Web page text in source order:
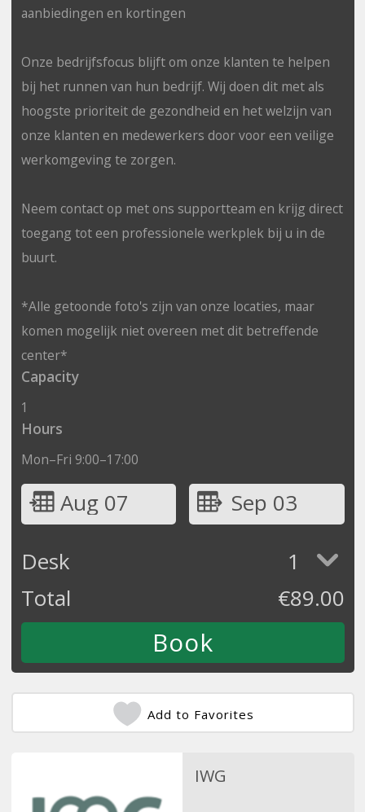
aanbiedingen en kortingen
Onze bedrijfsfocus blijft om onze klanten te helpen
bij het runnen van hun bedrijf. Wij doen dit met als
hoogste prioriteit de gezondheid en het welzijn van
onze klanten en medewerkers door voor een veilige
werkomgeving te zorgen.
Neem contact op met ons supportteam en krijg direct
toegang tot een professionele werkplek bij u in de
buurt.
*Alle getoonde foto's zijn van onze locaties, maar
komen mogelijk niet overeen met dit betreffende
center*
Capacity
1
Hours
Mon–Fri 9:00–17:00
Aug 07
Sep 03
Desk
1
Total
€89.00
Add to Favorites
IWG